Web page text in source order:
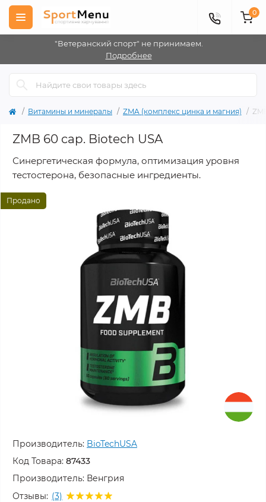
"Ветеранский спорт" не принимаем.
Подробнее
0
Витамины и минералы ZMA (комплекс цинка и магния)
ZMB 60 cap. Biotech USA
Синергетическая формула, оптимизация уровня
тестостерона, безопасные ингредиенты.
Продано
Производитель: BioTechUSA
Код Товара: 87433
Производитель: Венгрия
Отзывы: (3)